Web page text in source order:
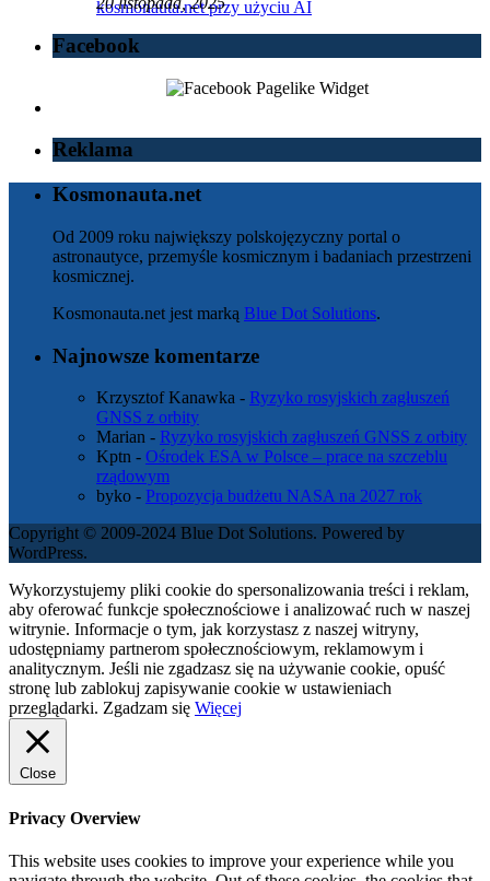
Facebook
Reklama
Kosmonauta.net
Od 2009 roku największy polskojęzyczny portal o
astronautyce, przemyśle kosmicznym i badaniach przestrzeni
kosmicznej.
Kosmonauta.net jest marką Blue Dot Solutions.
Najnowsze komentarze
Krzysztof Kanawka - Ryzyko rosyjskich zagłuszeń
GNSS z orbity
Marian - Ryzyko rosyjskich zagłuszeń GNSS z orbity
Kptn - Ośrodek ESA w Polsce – prace na szczeblu
rządowym
byko - Propozycja budżetu NASA na 2027 rok
Copyright © 2009-2024 Blue Dot Solutions. Powered by
WordPress.
Wykorzystujemy pliki cookie do spersonalizowania treści i reklam,
aby oferować funkcje społecznościowe i analizować ruch w naszej
witrynie. Informacje o tym, jak korzystasz z naszej witryny,
udostępniamy partnerom społecznościowym, reklamowym i
analitycznym. Jeśli nie zgadzasz się na używanie cookie, opuść
stronę lub zablokuj zapisywanie cookie w ustawieniach
przeglądarki. Zgadzam się Więcej
Close
Privacy Overview
This website uses cookies to improve your experience while you